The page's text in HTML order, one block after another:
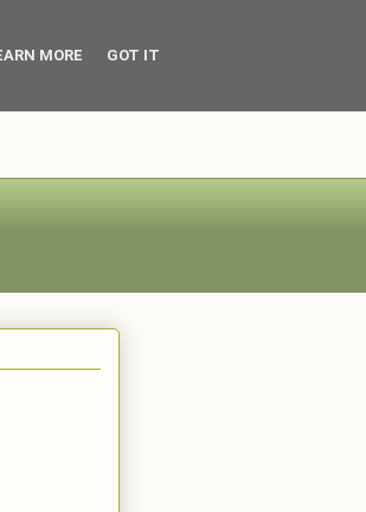
MORE GOT IT